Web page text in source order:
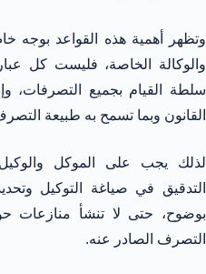
وتظهر أهمية هذه القواعد بوجه
والوكالة الخاصة، فليست كل
سلطة القيام بجميع التصرفات،
القانون وبما تسمح به طبيعة
لذلك يجب على الموكل
التدقيق في صياغة التوكيل
بوضوح، حتى لا تنشأ
التصرف الصادر عنه.